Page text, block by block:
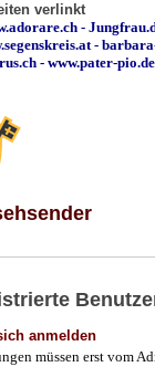
verlinkt
-
-
- www.pater-pio.de
anmelden
müssen erst vom